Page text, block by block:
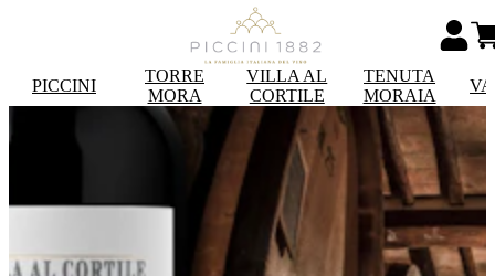
PICCINI
TORRE
MORA
VILLA AL
CORTILE
TENUTA
MORAIA